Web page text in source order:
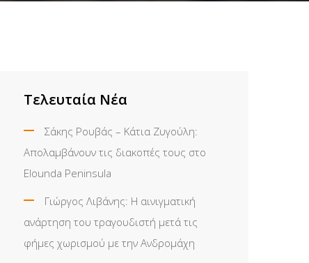
Τελευταία Νέα
Σάκης Ρουβάς – Κάτια Ζυγούλη:
Απολαμβάνουν τις διακοπές τους στο
Elounda Peninsula
Γιώργος Λιβάνης: Η αινιγματική
ανάρτηση του τραγουδιστή μετά τις
φήμες χωρισμού με την Ανδρομάχη